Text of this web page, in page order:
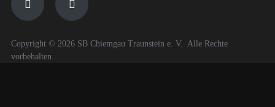
Copyright © 2026 SB Chiemgau Traunstein e. V.. Alle Rechte
vorbehalten.